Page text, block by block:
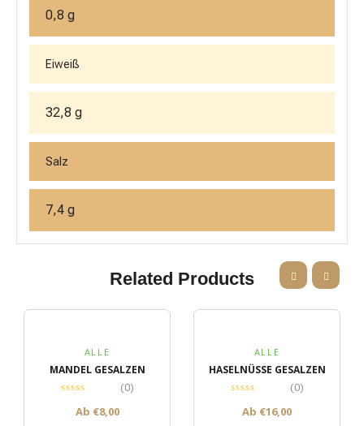
0,8 g
Eiweiß
32,8 g
Salz
7,4 g
Related Products
ALLE
MANDEL GESALZEN
(0)
Ab €8,00
ALLE
HASELNÜSSE GESALZEN
(0)
Ab €16,00